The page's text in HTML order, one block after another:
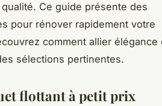
Ce guide présente des
pour rénover rapidement votre
comment allier élégance
sélections pertinentes.
flottant à petit prix